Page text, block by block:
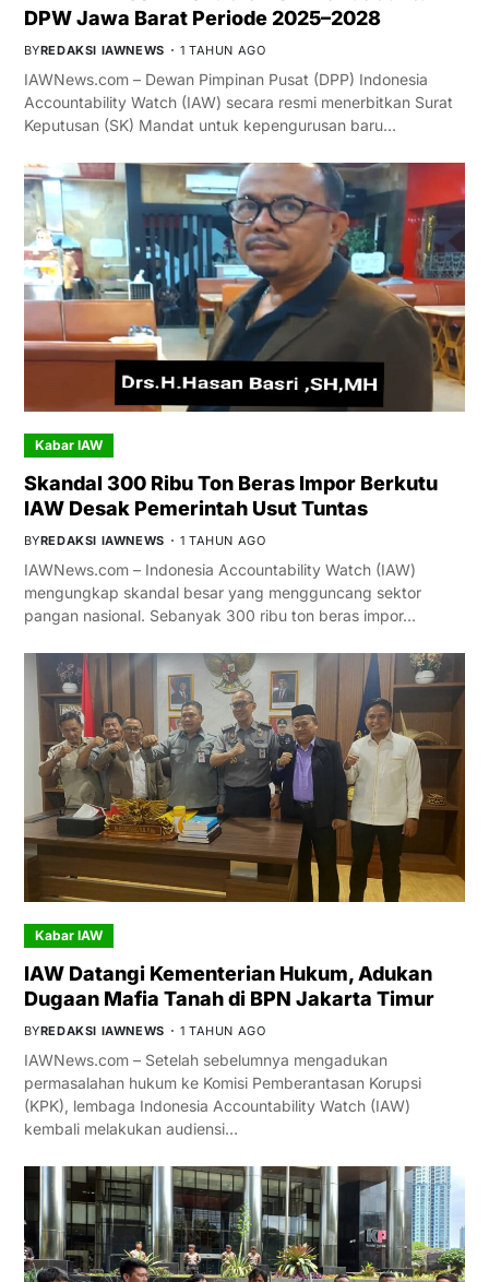
DPW Jawa Barat Periode 2025–2028
BYREDAKSI IAWNEWS 1 TAHUN AGO
IAWNews.com – Dewan Pimpinan Pusat (DPP) Indonesia
Accountability Watch (IAW) secara resmi menerbitkan Surat
Keputusan (SK) Mandat untuk kepengurusan baru…
Kabar IAW
Skandal 300 Ribu Ton Beras Impor Berkutu
IAW Desak Pemerintah Usut Tuntas
BYREDAKSI IAWNEWS 1 TAHUN AGO
IAWNews.com – Indonesia Accountability Watch (IAW)
mengungkap skandal besar yang mengguncang sektor
pangan nasional. Sebanyak 300 ribu ton beras impor…
Kabar IAW
IAW Datangi Kementerian Hukum, Adukan
Dugaan Mafia Tanah di BPN Jakarta Timur
BYREDAKSI IAWNEWS 1 TAHUN AGO
IAWNews.com – Setelah sebelumnya mengadukan
permasalahan hukum ke Komisi Pemberantasan Korupsi
(KPK), lembaga Indonesia Accountability Watch (IAW)
kembali melakukan audiensi…